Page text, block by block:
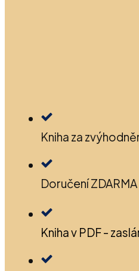
Kniha za
Doručení ZDARMA
Kniha v PDF -